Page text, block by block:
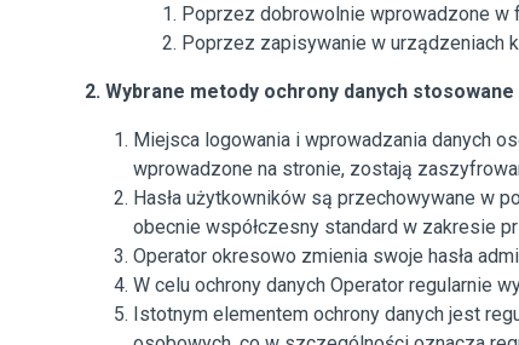
Poprzez dobrowolnie wprowadzone w
Poprzez zapisywanie w urządzeniach
2. Wybrane metody ochrony danych
Miejsca logowania i wprowadzania danych
wprowadzone na stronie, zostają
Hasła użytkowników są przechowywane w
obecnie współczesny standard w zakresie
Operator okresowo zmienia swoje hasła
W celu ochrony danych Operator regularnie
Istotnym elementem ochrony danych jest